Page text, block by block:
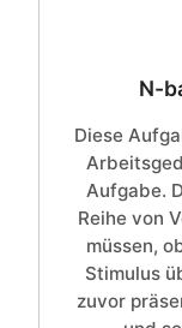
N-
Diese
Aufgabe.
Reihe von
müssen,
Stimulus
zuvor